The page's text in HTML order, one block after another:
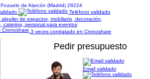
Pozuelo de Alarcón (Madrid) 28224
Teléfono validado
de espacios, mobiliario, decoración,
catering, personal para eventos
3 veces contratado en Cronoshare
Pedir presupuesto
Email validado